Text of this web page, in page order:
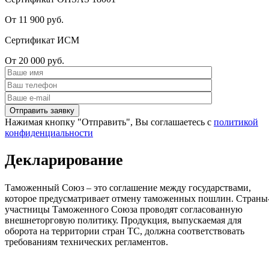
От 11 900 руб.
Сертификат ИСМ
От 20 000 руб.
Нажимая кнопку "Отправить", Вы соглашаетесь с политикой
конфиденциальности
Декларирование
Таможенный Союз – это соглашение между государствами,
которое предусматривает отмену таможенных пошлин.
участницы Таможенного Союза проводят согласованную
внешнеторговую политику. Продукция, выпускаемая для
оборота на территории стран ТС, должна соответствовать
требованиям технических регламентов.